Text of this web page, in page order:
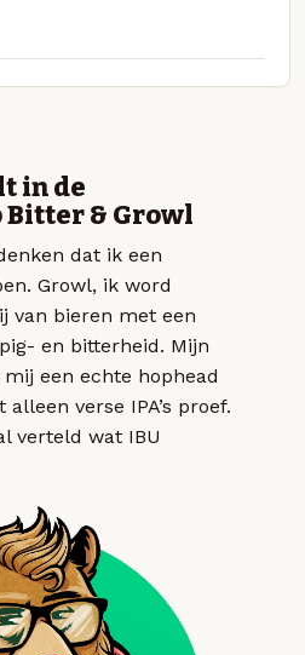
in de
& Growl
dat ik een
Growl, ik word
van bieren met een
en bitterheid. Mijn
een echte hophead
verse IPA’s proef.
verteld wat IBU